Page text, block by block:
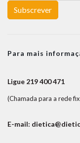
Subscrever
Para mais
Ligue 219 400 471
(Chamada para a rede
E-mail: